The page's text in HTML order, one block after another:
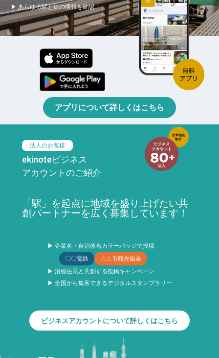
▶ あらゆる駅と街の情報を確認
アプリについて詳しくはこちら
法人のお客様
ekinoteビジネス
アカウントのご紹介
「駅」を起点に地域を盛り上げたい共
創パートナーを広く募集しています！
▶ 企業名・自治体名カラーバッジで投稿
〇〇電鉄
△△市観光協会
▶ 沿線住民と共創する投稿キャンペーン
▶ 全国から集客できるデジタルスタンプラリー
ビジネスアカウントについて詳しくはこちら